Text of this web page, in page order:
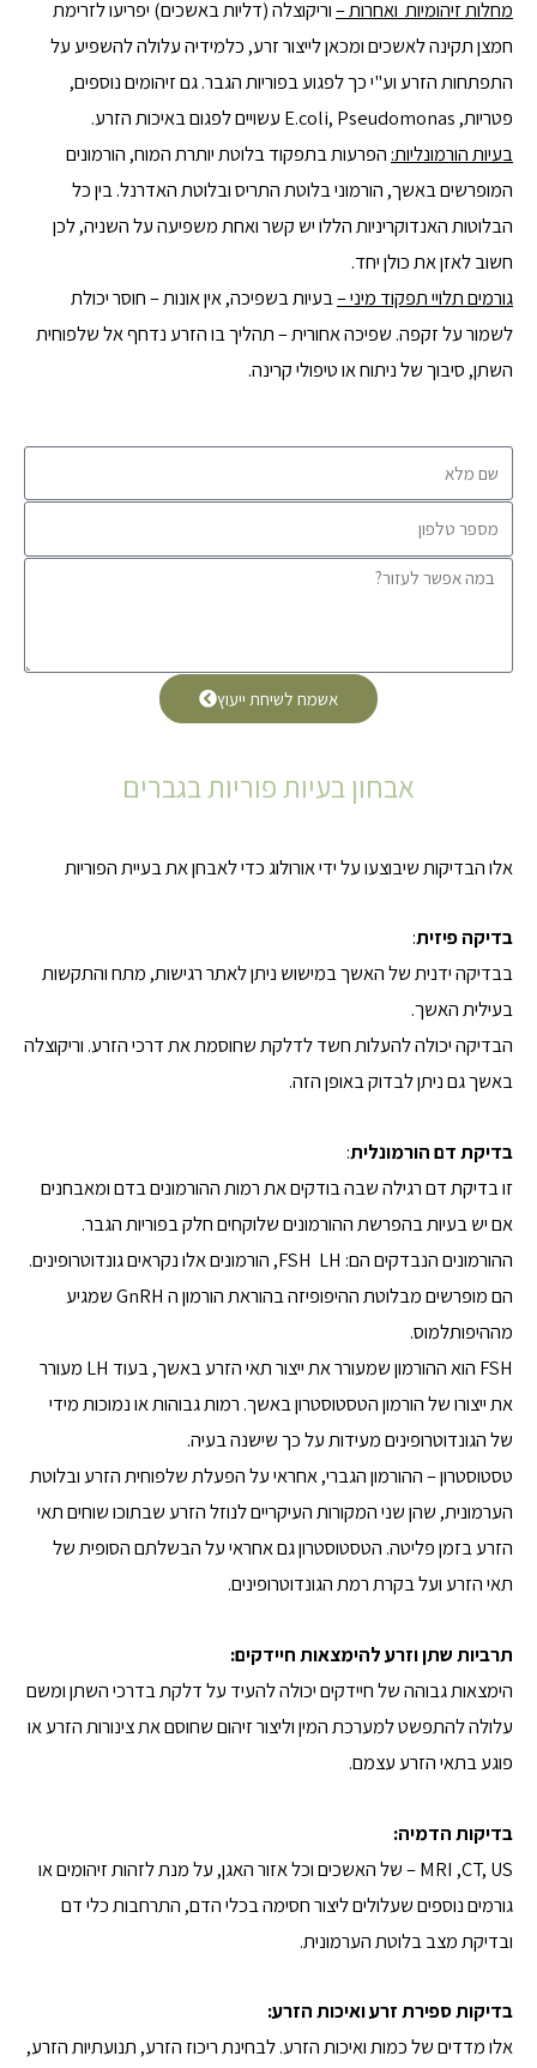
מחלות זיהומיות ואחרות–וריקוצלה (דליות באשכים) יפריעו לזרימת
חמצן תקינה לאשכים ומכאן לייצור זרע, כלמידיה עלולה להשפיע על
התפתחות הזרע וע"י כך לפגוע בפוריות הגבר. גם זיהומים נוספים,
פטריות, E.coli, Pseudomonas עשויים לפגום באיכות הזרע.
בעיות הורמונליות: הפרעות בתפקוד בלוטת יותרת המוח, הורמונים
המופרשים באשך, הורמוני בלוטת התריס ובלוטת האדרנל. בין כל
הבלוטות האנדוקריניות הללו יש קשר ואחת משפיעה על השניה,לכן
חשוב לאזן את כולן יחד.
גורמים תלויי תפקוד מיני–בעיות בשפיכה, אין אונות – חוסר יכולת
לשמור על זקפה. שפיכה אחורית – תהליך בו הזרע נדחף אל שלפוחית
השתן, סיבוך של ניתוח או טיפולי קרינה.
אשמח לשיחת ייעוץ
אבחון בעיות פוריות בגברים
אלו הבדיקות שיבוצעו על ידי אורולוג כדי לאבחן את בעיית הפוריות
בדיקה פיזית:
בבדיקה ידנית של האשך במישוש ניתן לאתר רגישות, מתח והתקשות
בעילית האשך.
הבדיקה יכולה להעלות חשד לדלקת שחוסמת את דרכי הזרע. וריקוצלה
באשך גם ניתן לבדוק באופן הזה.
בדיקת דם הורמונלית:
זו בדיקת דם רגילה שבה בודקים את רמות ההורמונים בדם ומאבחנים
אם יש בעיות בהפרשת ההורמונים שלוקחים חלק בפוריות הגבר.
ההורמונים הנבדקים הם: FSH LH, הורמונים אלו נקראים גונדוטרופינים.
הם מופרשים מבלוטת ההיפופיזה בהוראת הורמון ה GnRH שמגיע
מההיפותלמוס.
FSH הוא ההורמון שמעורר את ייצור תאי הזרע באשך, בעוד LH מעורר
את ייצורו של הורמון הטסטוסטרון באשך. רמות גבוהות או נמוכות מידי
של הגונדוטרופינים מעידות על כך שישנה בעיה.
טסטוסטרון – ההורמון הגברי, אחראי על הפעלת שלפוחית הזרע ובלוטת
הערמונית, שהן שני המקורות העיקריים לנוזל הזרע שבתוכו שוחים תאי
הזרע בזמן פליטה. הטסטוסטרון גם אחראי על הבשלתם הסופית של
תאי הזרע ועל בקרת רמת הגונדוטרופינים.
תרביות שתן וזרע להימצאות חיידקים:
הימצאות גבוהה של חיידקים יכולה להעיד על דלקת בדרכי השתן ומשם
עלולה להתפשט למערכת המין וליצור זיהום שחוסם את צינורות הזרע או
פוגע בתאי הזרע עצמם.
בדיקות הדמיה:
MRI ,CT, US – של האשכים וכל אזור האגן, על מנת לזהות זיהומים או
גורמים נוספים שעלולים ליצור חסימה בכלי הדם, התרחבות כלי דם
ובדיקת מצב בלוטת הערמונית.
בדיקות ספירת זרע ואיכות הזרע:
אלו מדדים של כמות ואיכות הזרע. לבחינת ריכוז הזרע, תנועתיות הזרע,